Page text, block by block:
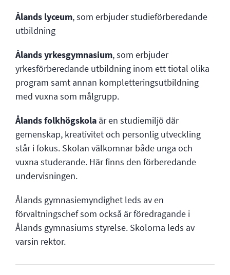
Ålands lyceum, som erbjuder studieförberedande
utbildning
Ålands yrkesgymnasium, som erbjuder
yrkesförberedande utbildning inom ett tiotal olika
program samt annan kompletteringsutbildning
med vuxna som målgrupp.
Ålands folkhögskola är en studiemiljö där
gemenskap, kreativitet och personlig utveckling
står i fokus. Skolan välkomnar både unga och
vuxna studerande. Här finns den förberedande
undervisningen.
Ålands gymnasiemyndighet leds av en
förvaltningschef som också är föredragande i
Ålands gymnasiums styrelse. Skolorna leds av
varsin rektor.